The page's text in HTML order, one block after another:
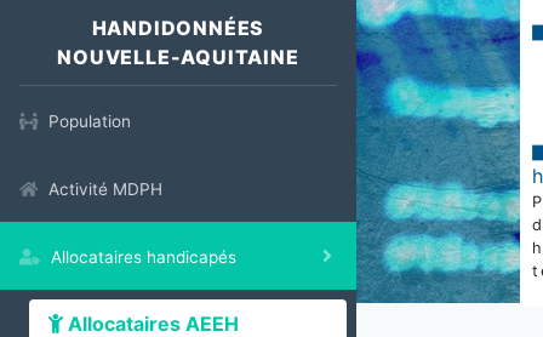
HANDIDONNÉES
NOUVELLE-AQUITAINE
Population
Activité MDPH
Allocataires handicapés
Allocataires AEEH